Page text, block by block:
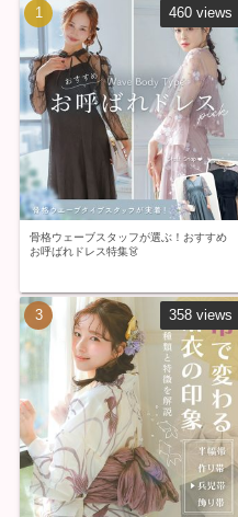
骨格ウェーブスタッフが選ぶ！おすすめ
お呼ばれドレス特集👗
460 views
358 views